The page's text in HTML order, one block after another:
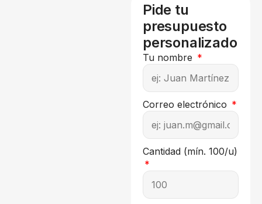
Pide tu
presupuesto
personalizado
Tu nombre
Correo electrónico
Cantidad (mín. 100/u)